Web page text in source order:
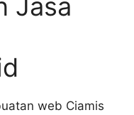
Jasa
web Ciamis